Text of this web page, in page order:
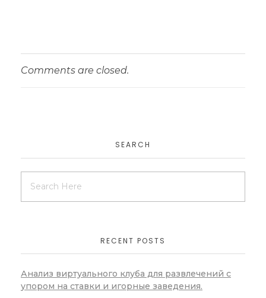
Comments are closed.
SEARCH
RECENT POSTS
Анализ виртуального клуба для развлечений с
упором на ставки и игорные заведения.